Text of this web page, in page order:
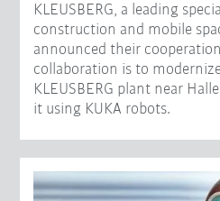
KLEUSBERG, a leading
construction and mobile
announced their
collaboration is to
KLEUSBERG plant near
it using KUKA robots.